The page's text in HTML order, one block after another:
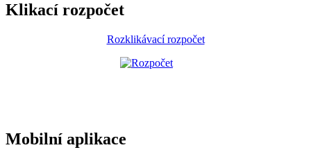
Klikací rozpočet
Rozklikávací rozpočet
Mobilní aplikace